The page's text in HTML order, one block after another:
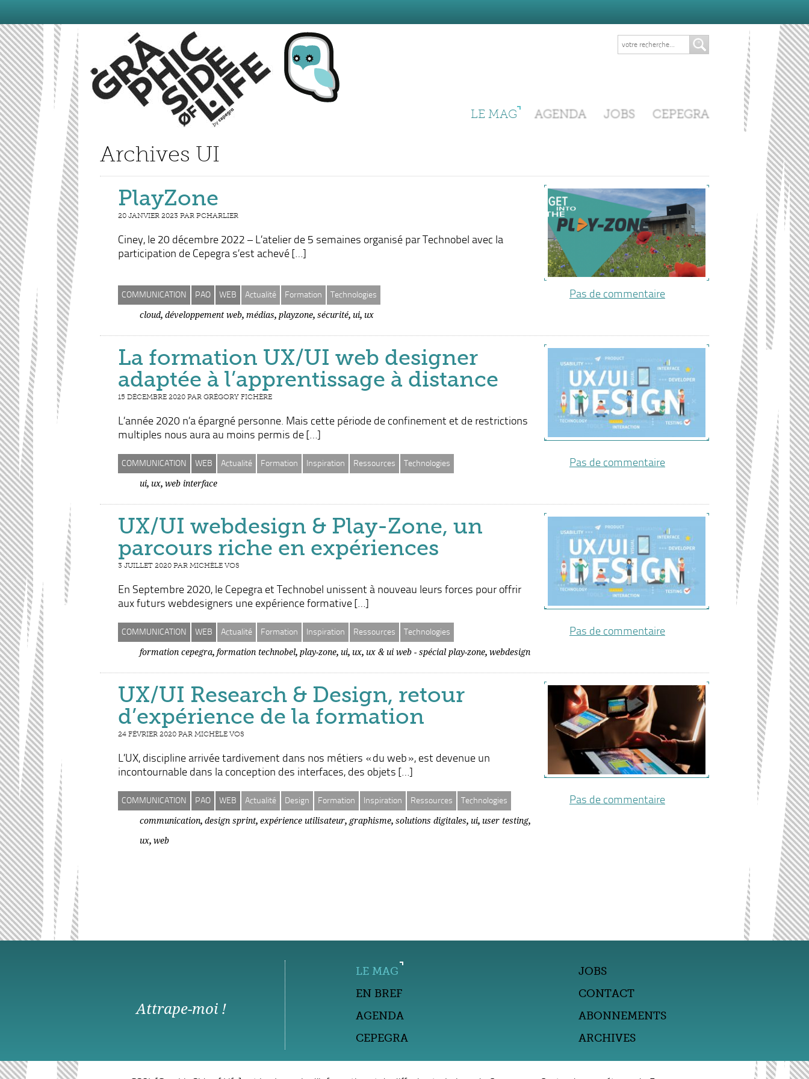
LE MAG AGENDA JOBS CEPEGRA
Archives UI
PlayZone
20 JANVIER 2023 PAR PCHARLIER
Ciney, le 20 décembre 2022 – L’atelier de 5 semaines organisé par Technobel avec la
participation de Cepegra s’est achevé […]
Pas de commentaire
COMMUNICATION PAO WEB Actualité Formation Technologies
cloud, développement web, médias, playzone, sécurité, ui, ux
La formation UX/UI web designer
adaptée à l’apprentissage à distance
15 DÉCEMBRE 2020 PAR GRÉGORY FICHÈRE
L’année 2020 n’a épargné personne. Mais cette période de confinement et de restrictions
multiples nous aura au moins permis de […]
Pas de commentaire
COMMUNICATION WEB Actualité Formation Inspiration Ressources Technologies
ui, ux, web interface
UX/UI webdesign & Play-Zone, un
parcours riche en expériences
3 JUILLET 2020 PAR MICHÈLE VOS
En Septembre 2020, le Cepegra et Technobel unissent à nouveau leurs forces pour offrir
aux futurs webdesigners une expérience formative […]
Pas de commentaire
COMMUNICATION WEB Actualité Formation Inspiration Ressources Technologies
formation cepegra, formation technobel, play-zone, ui, ux, ux & ui web - spécial play-zone, webdesign
UX/UI Research & Design, retour
d’expérience de la formation
24 FÉVRIER 2020 PAR MICHÈLE VOS
L’UX, discipline arrivée tardivement dans nos métiers « du web », est devenue un
incontournable dans la conception des interfaces, des objets […]
Pas de commentaire
COMMUNICATION PAO WEB Actualité Design Formation Inspiration Ressources Technologies
communication, design sprint, expérience utilisateur, graphisme, solutions digitales, ui, user testing,
ux, web
LE MAG
EN BREF
AGENDA
CEPEGRA
JOBS
CONTACT
ABONNEMENTS
ARCHIVES
Attrape-moi !